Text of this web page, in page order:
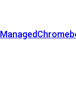
Managed